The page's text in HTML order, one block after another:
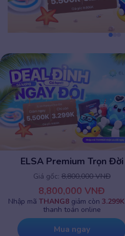
ELSA Premium 1 năm
Giá gốc: 2,745,000 VNĐ
1,716,000 VNĐ
Nhập mãTHANG8giảm chỉ còn799K
thanh toán online
Mua ngay